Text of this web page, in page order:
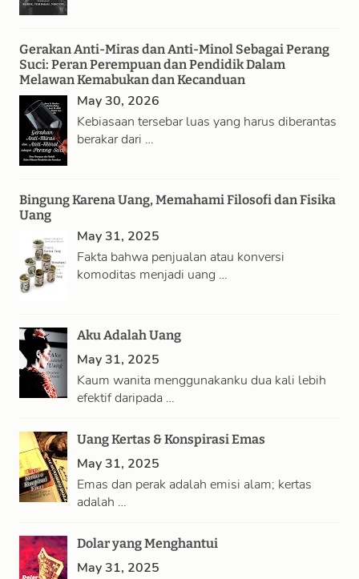
Gerakan Anti-Miras dan Anti-Minol Sebagai Perang
Suci: Peran Perempuan dan Pendidik Dalam
Melawan Kemabukan dan Kecanduan
May 30, 2026
Kebiasaan tersebar luas yang harus diberantas
berakar dari …
Bingung Karena Uang, Memahami Filosofi dan Fisika
Uang
May 31, 2025
Fakta bahwa penjualan atau konversi
komoditas menjadi uang …
Aku Adalah Uang
May 31, 2025
Kaum wanita menggunakanku dua kali lebih
efektif daripada …
Uang Kertas & Konspirasi Emas
May 31, 2025
Emas dan perak adalah emisi alam; kertas
adalah …
Dolar yang Menghantui
May 31, 2025